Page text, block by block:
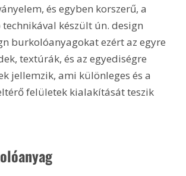
és egyben korszerű, a
készült ún. design
burkolóanyagokat ezért az egyre
textúrák, és az egyediségre
jellemzik, ami különleges és a
felületek kialakítását teszik